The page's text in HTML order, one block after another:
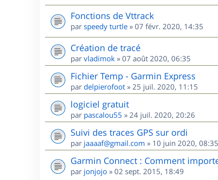
Fonctions de Vttrack
par speedy turtle » 07 févr. 2020, 14:35
Création de tracé
par vladimok » 07 août 2020, 06:35
Fichier Temp - Garmin Express
par delpierofoot » 25 juil. 2020, 11:15
logiciel gratuit
par pascalou55 » 24 juil. 2020, 20:26
Suivi des traces GPS sur ordi
par jaaaaf@gmail.com » 10 juin 2020, 08:35
Garmin Connect : Comment
par jonjojo » 02 sept. 2015, 18:49